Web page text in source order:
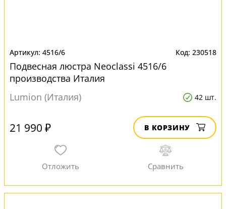
4516/6 230518
Подвесная люстра Neoclassi 4516/6
производства Италия
Lumion (Италия)
42 шт.
21 990 ₽ В КОРЗИНУ